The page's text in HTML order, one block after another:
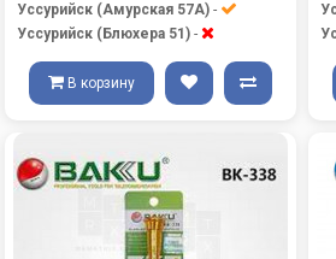
Уссурийск (Амурская 57А) -
Уссурийск (Блюхера 51) -
В корзину